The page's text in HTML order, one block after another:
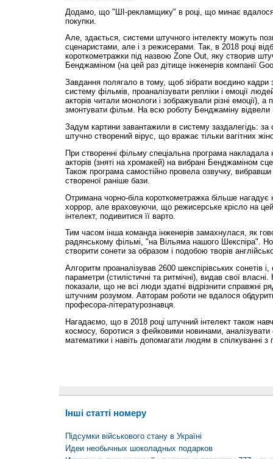
Додамо, що "ШІ-рекламщику" в році, що минає
покупки.
Але, здається, системи штучного інтелекту можуть
сценаристами, але і з режисерами. Так, в 2018 році
короткометражки під назвою Zone Out, яку створив
Бенджаміном (на цей раз дітище інженерів компанії
Завдання полягало в тому, щоб зібрати воєдино кадри
систему фільмів, проаналізувати репліки і емоції
акторів читали монологи і зображували різні емоції), а
змонтувати фільм. На всю роботу Бенджаміну відвели
Задум картини завантажили в систему заздалегідь:
штучно створений вірус, що вражає тільки вагітних
При створенні фільму спеціальна програма
акторів (зняті на хромакей) на вибрані Бенджаміном
Також програма самостійно провела озвучку, вибравши
створеної раніше бази.
Отримана чорно-біла короткометражка більше нагадує
хоррор, але враховуючи, що режисерське крісло на
інтелект, подивитися її варто.
Тим часом інша команда інженерів замахнулася, як
радянському фільмі, "на Вільяма нашого Шекспіра".
створити сонети за образом і подобою творів
Алгоритм проаналізував 2600 шекспірівських сонетів
параметри (стилістичні та ритмічні), видав свої
показали, що не всі люди здатні відрізнити справжні
штучним розумом. Авторам роботи не вдалося
професора-літературознавця.
Нагадаємо, що в 2018 році штучний інтелект також
космосу, боротися з фейковими новинами, аналізувати
математики і навіть допомагати людям в спілкуванні
Інші статті номеру
Підсумки військового стану в Україні
Идеи необычных шоколадных подарков